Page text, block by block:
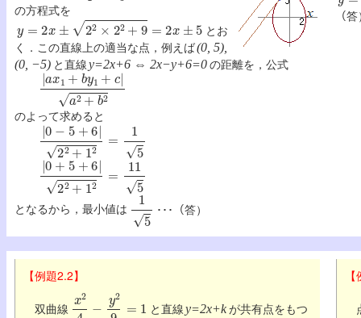
の方程式を
y=2x±22× 22+9=2x±5
とお
く．この直線上の適当な点，例えば(0, 5),
(0, −5) と直線y=2x+6 ⇔ 2x−y+6=0の距離を，公式
ax1+b y1+ c|a2
のよって求めると
0−5 +6|22+ 15
0+5 +6|22+ 11
となるから，最小値は 1 5 ･･･（答）
（
【例題2.2】
双曲線 x24 29 と直線y=2x+k が共有点をもつ